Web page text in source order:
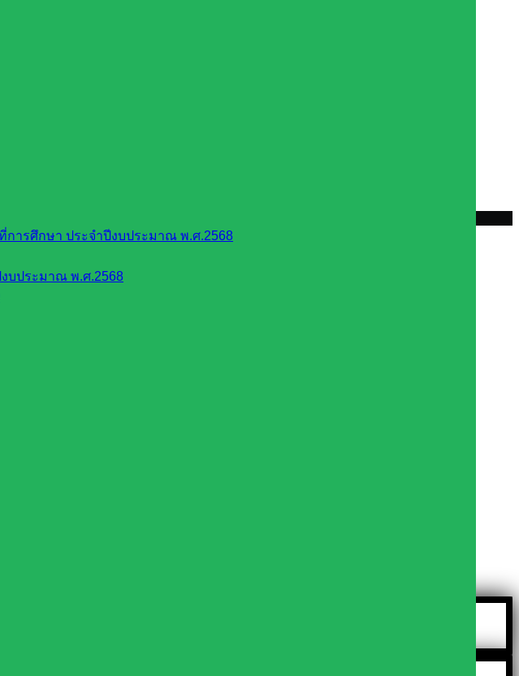
การศึกษา ประจำปีงบประมาณ พ.ศ.2568
บประมาณ พ.ศ.2568